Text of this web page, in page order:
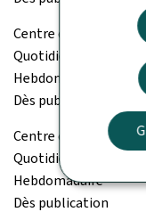
Centre de gestion du
Quotidienne
Hebdomadaire
Dès publication
Centre de gestion
Quotidienne
Hebdomadaire
Dès publication